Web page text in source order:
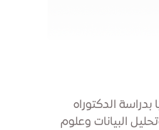
الدكتوراه
البيانات وعلوم